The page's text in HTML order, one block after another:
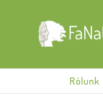
Rólunk